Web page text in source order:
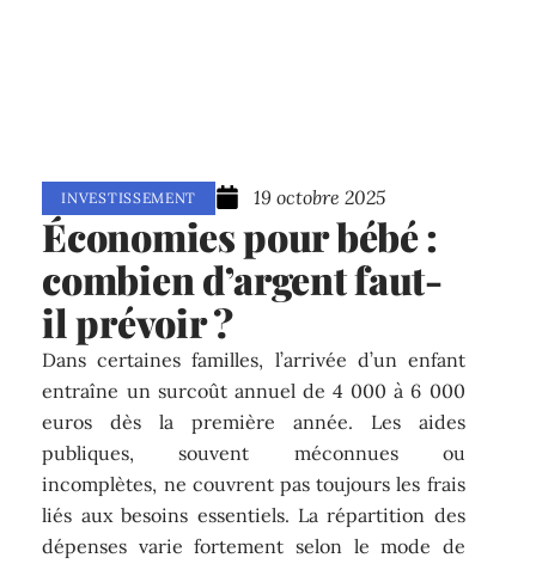
INVESTISSEMENT 19 octobre 2025
Économies pour bébé :
combien d’argent faut-
il prévoir ?
Dans certaines familles, l’arrivée d’un enfant
entraîne un surcoût annuel de 4 000 à 6 000
euros dès la première année. Les aides
publiques, souvent méconnues ou
incomplètes, ne couvrent pas toujours les frais
liés aux besoins essentiels. La répartition des
dépenses varie fortement selon le mode de